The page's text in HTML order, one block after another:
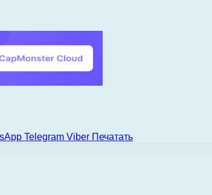
Telegram Viber Печатать